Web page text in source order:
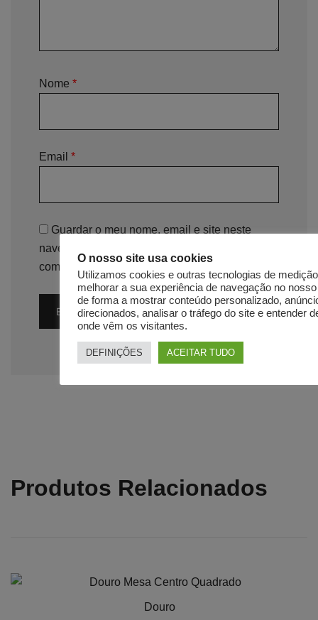
Nome *
Email *
Guardar o meu nome, email e site neste
navegador para a próxima vez que eu
comentar.
Produtos Relacionados
Douro
O nosso site usa cookies
Utilizamos cookies e outras tecnologias de
melhorar a sua experiência de navegação no
de forma a mostrar conteúdo personalizado,
direcionados, analisar o tráfego do site e entender
onde vêm os visitantes.
DEFINIÇÕES ACEITAR TUDO